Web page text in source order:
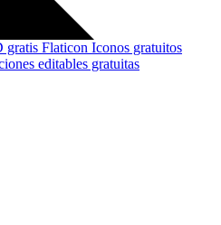
gratis Flaticon Iconos gratuitos
editables gratuitas